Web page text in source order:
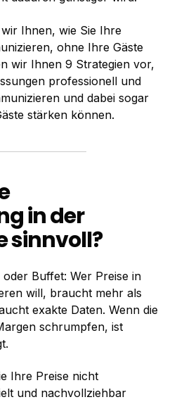
Ihnen, wie Sie Ihre
ohne Ihre Gäste
wir Ihnen 9 Strategien vor,
professionell und
und dabei sogar
stärken können.
in der
sinnvoll?
Buffet: Wer Preise in
will, braucht mehr als
exakte Daten. Wenn die
schrumpfen, ist
Ihre Preise nicht
und nachvollziehbar